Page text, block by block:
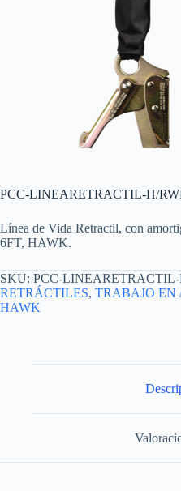
PCC-LINEARETRACTIL-H/
Línea de Vida Retractil, con
6FT, HAWK.
SKU: PCC-LINEARETRACTIL-
RETRÁCTILES, TRABAJO EN
HAWK